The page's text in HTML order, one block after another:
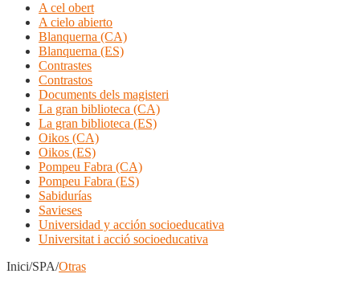
A cel obert
A cielo abierto
Blanquerna (CA)
Blanquerna (ES)
Contrastes
Contrastos
Documents dels magisteri
La gran biblioteca (CA)
La gran biblioteca (ES)
Oikos (CA)
Oikos (ES)
Pompeu Fabra (CA)
Pompeu Fabra (ES)
Sabidurías
Savieses
Universidad y acción socioeducativa
Universitat i acció socioeducativa
Inici/SPA/Otras